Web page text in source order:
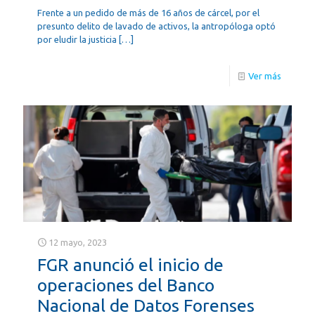
Frente a un pedido de más de 16 años de cárcel, por el
presunto delito de lavado de activos, la antropóloga optó
por eludir la justicia […]
Ver más
12 mayo, 2023
FGR anunció el inicio de
operaciones del Banco
Nacional de Datos Forenses